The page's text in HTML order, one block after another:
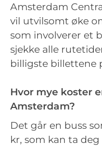
Amsterdam
vil utvilsomt øke
som involverer et
sjekke alle
billigste billettene
Hvor mye koster
Amsterdam?
Det går en buss
kr, som kan ta